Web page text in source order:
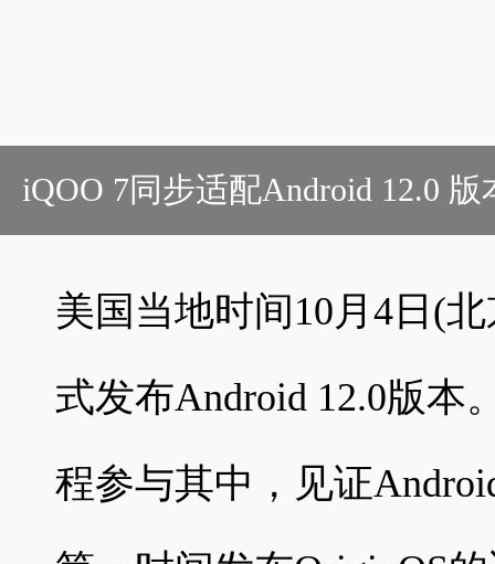
iQOO 7同步适配Android 12.0
美国当地时间10月4日(
式发布Android 12.0版本
程参与其中，见证